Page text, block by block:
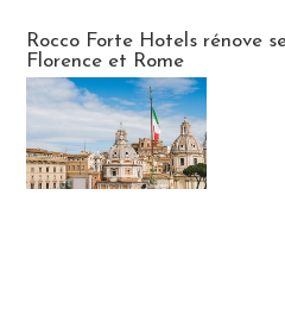
Rocco Forte Hotels rénove
Florence et Rome